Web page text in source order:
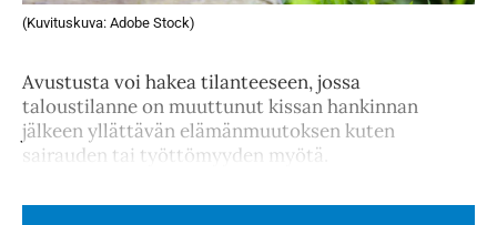
(Kuvituskuva: Adobe Stock)
Avustusta voi hakea tilanteeseen, jossa
taloustilanne on muuttunut kissan hankinnan
jälkeen yllättävän elämänmuutoksen kuten
sairauden tai työttömyyden myötä.